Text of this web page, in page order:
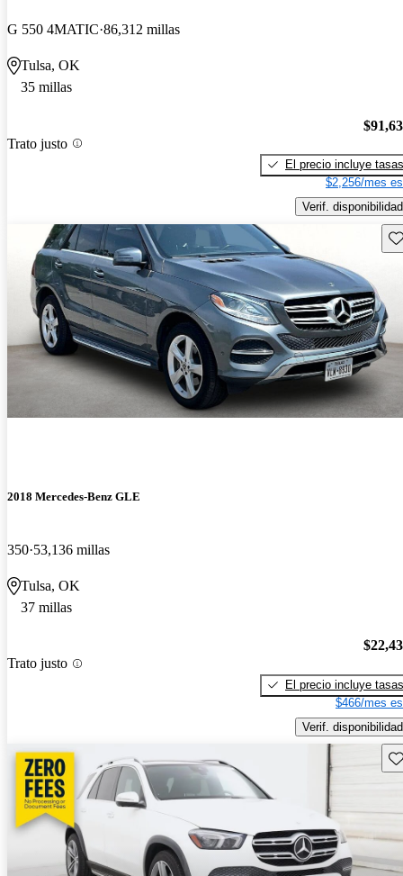
G 550 4MATIC 86,312 millas
Tulsa, OK
35 millas
Trato justo
El precio incluye tasas
$2,256/mes
Verif. disponibilidad
2018 Mercedes-Benz GLE
350 53,136 millas
Tulsa, OK
37 millas
Trato justo
El precio incluye tasas
$466/mes
Verif. disponibilidad